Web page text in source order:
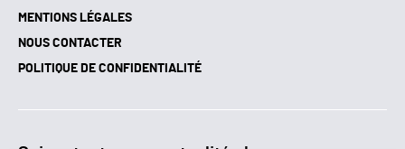
MENTIONS LÉGALES
NOUS CONTACTER
POLITIQUE DE CONFIDENTIALITÉ